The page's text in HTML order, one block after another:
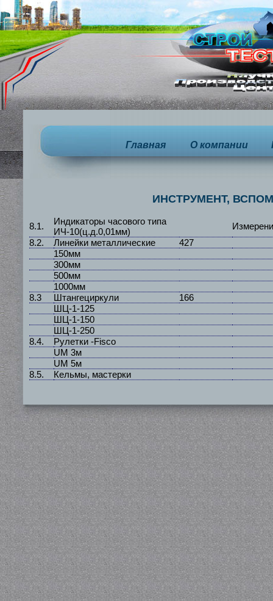
Главная О компании
ИНСТРУМЕНТ,
8.1.
Индикаторы часового типа
ИЧ-10(ц.д.0,01мм)
8.2.
Линейки металлические
427
150мм
300мм
500мм
1000мм
8.3
Штангециркули
166
ШЦ-1-125
ШЦ-1-150
ШЦ-1-250
8.4.
Рулетки -Fisco
UM 3м
UM 5м
8.5.
Кельмы, мастерки